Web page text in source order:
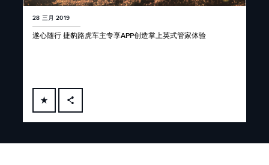
28 三月 2019
遂心随行 捷豹路虎车主专享APP创造掌上英式管家体验